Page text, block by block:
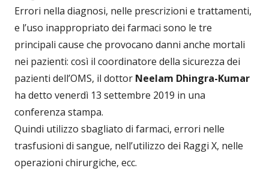
Errori nella diagnosi, nelle prescrizioni e trattamenti,
e l’uso inappropriato dei farmaci sono le tre
principali cause che provocano danni anche mortali
nei pazienti: così il coordinatore della sicurezza dei
pazienti dell’OMS, il dottor Neelam Dhingra-Kumar
ha detto venerdì 13 settembre 2019 in una
conferenza stampa.
Quindi utilizzo sbagliato di farmaci, errori nelle
trasfusioni di sangue, nell’utilizzo dei Raggi X, nelle
operazioni chirurgiche, ecc.